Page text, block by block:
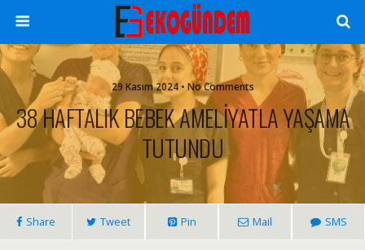
29 Kasım 2024 • No Comments
38 HAFTALIK BEBEK AMELİYATLA YAŞAMA
TUTUNDU
Share Tweet Pin Mail SMS